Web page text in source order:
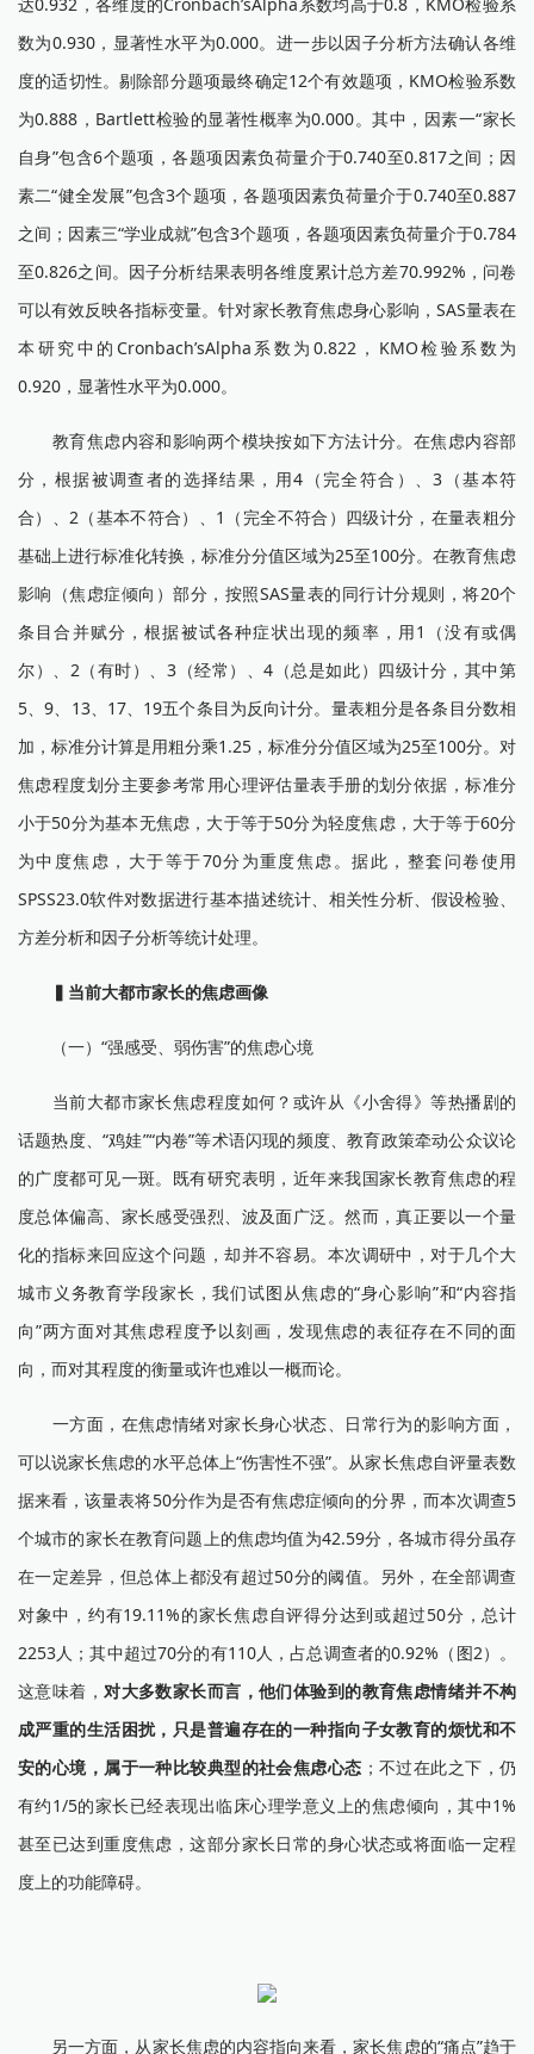
数为0.930，显著性水平为0.000。进一步以因子分析方法确认各维
度的适切性。剔除部分题项最终确定12个有效题项，KMO检验系数
为0.888，Bartlett检验的显著性概率为0.000。其中，因素一“家长
自身”包含6个题项，各题项因素负荷量介于0.740至0.817之间；因
素二“健全发展”包含3个题项，各题项因素负荷量介于0.740至0.887
之间；因素三“学业成就”包含3个题项，各题项因素负荷量介于0.784
至0.826之间。因子分析结果表明各维度累计总方差70.992%，问卷
可以有效反映各指标变量。针对家长教育焦虑身心影响，SAS量表在
本研究中的Cronbach’sAlpha系数为0.822，KMO检验系数为
0.920，显著性水平为0.000。
教育焦虑内容和影响两个模块按如下方法计分。在焦虑内容部
分，根据被调查者的选择结果，用4（完全符合）、3（基本符
合）、2（基本不符合）、1（完全不符合）四级计分，在量表粗分
基础上进行标准化转换，标准分分值区域为25至100分。在教育焦虑
影响（焦虑症倾向）部分，按照SAS量表的同行计分规则，将20个
条目合并赋分，根据被试各种症状出现的频率，用1（没有或偶
尔）、2（有时）、3（经常）、4（总是如此）四级计分，其中第
5、9、13、17、19五个条目为反向计分。量表粗分是各条目分数相
加，标准分计算是用粗分乘1.25，标准分分值区域为25至100分。对
焦虑程度划分主要参考常用心理评估量表手册的划分依据，标准分
小于50分为基本无焦虑，大于等于50分为轻度焦虑，大于等于60分
为中度焦虑，大于等于70分为重度焦虑。据此，整套问卷使用
SPSS23.0软件对数据进行基本描述统计、相关性分析、假设检验、
方差分析和因子分析等统计处理。
▍ 当前大都市家长的焦虑画像
（一）“强感受、弱伤害”的焦虑心境
当前大都市家长焦虑程度如何？或许从《小舍得》等热播剧的
话题热度、“鸡娃”“内卷”等术语闪现的频度、教育政策牵动公众议论
的广度都可见一斑。既有研究表明，近年来我国家长教育焦虑的程
度总体偏高、家长感受强烈、波及面广泛。然而，真正要以一个量
化的指标来回应这个问题，却并不容易。本次调研中，对于几个大
城市义务教育学段家长，我们试图从焦虑的“身心影响”和“内容指
向”两方面对其焦虑程度予以刻画，发现焦虑的表征存在不同的面
向，而对其程度的衡量或许也难以一概而论。
一方面，在焦虑情绪对家长身心状态、日常行为的影响方面，
可以说家长焦虑的水平总体上“伤害性不强”。从家长焦虑自评量表数
据来看，该量表将50分作为是否有焦虑症倾向的分界，而本次调查5
个城市的家长在教育问题上的焦虑均值为42.59分，各城市得分虽存
在一定差异，但总体上都没有超过50分的阈值。另外，在全部调查
对象中，约有19.11%的家长焦虑自评得分达到或超过50分，总计
2253人；其中超过70分的有110人，占总调查者的0.92%（图2）。
这意味着，对大多数家长而言，他们体验到的教育焦虑情绪并不构
成严重的生活困扰，只是普遍存在的一种指向子女教育的烦忧和不
安的心境，属于一种比较典型的社会焦虑心态 ；不过在此之下，仍
有约1/5的家长已经表现出临床心理学意义上的焦虑倾向，其中1%
甚至已达到重度焦虑，这部分家长日常的身心状态或将面临一定程
度上的功能障碍。
另一方面，从家长焦虑的内容指向来看，家长焦虑的“痛点”趋于